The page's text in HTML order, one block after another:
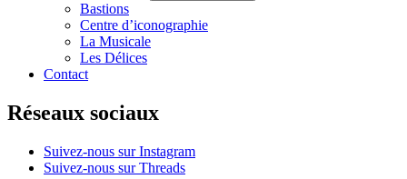
Bastions
Centre d’iconographie
La Musicale
Les Délices
Contact
Réseaux sociaux
Suivez-nous sur Instagram
Suivez-nous sur Threads